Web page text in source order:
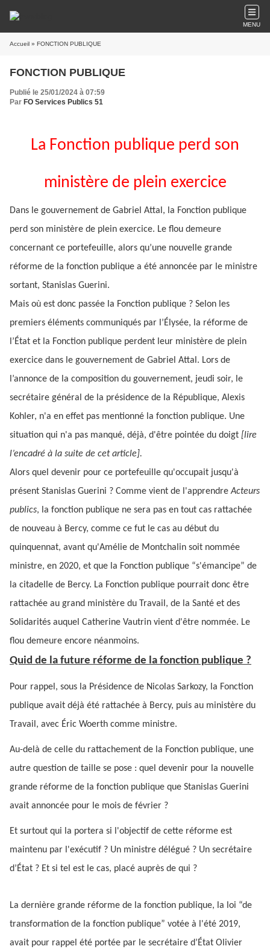
MENU
Accueil » FONCTION PUBLIQUE
FONCTION PUBLIQUE
Publié le 25/01/2024 à 07:59
Par FO Services Publics 51
La Fonction publique perd son
ministère de plein exercice
Dans le gouvernement de Gabriel Attal, la Fonction publique
perd son ministère de plein exercice. Le flou demeure
concernant ce portefeuille, alors qu’une nouvelle grande
réforme de la fonction publique a été annoncée par le ministre
sortant, Stanislas Guerini.
Mais où est donc passée la Fonction publique ? Selon les
premiers éléments communiqués par l’Élysée, la réforme de
l’État et la Fonction publique perdent leur ministère de plein
exercice dans le gouvernement de Gabriel Attal. Lors de
l’annonce de la composition du gouvernement, jeudi soir, le
secrétaire général de la présidence de la République, Alexis
Kohler, n'a en effet pas mentionné la fonction publique. Une
situation qui n'a pas manqué, déjà, d'être pointée du doigt [lire
l’encadré à la suite de cet article].
Alors quel devenir pour ce portefeuille qu'occupait jusqu'à
présent Stanislas Guerini ? Comme vient de l'apprendreActeurs
publics, la fonction publique ne sera pas en tout cas rattachée
de nouveau à Bercy, comme ce fut le cas au début du
quinquennat, avant qu'Amélie de Montchalin soit nommée
ministre, en 2020, et que la Fonction publique “s'émancipe” de
la citadelle de Bercy. La Fonction publique pourrait donc être
rattachée au grand ministère du Travail, de la Santé et des
Solidarités auquel Catherine Vautrin vient d'être nommée. Le
flou demeure encore néanmoins.
Quid de la future réforme de la fonction publique ?
Pour rappel, sous la Présidence de Nicolas Sarkozy, la Fonction
publique avait déjà été rattachée à Bercy, puis au ministère du
Travail, avec Éric Woerth comme ministre.
Au-delà de celle du rattachement de la Fonction publique, une
autre question de taille se pose : quel devenir pour la nouvelle
grande réforme de la fonction publique que Stanislas Guerini
avait annoncée pour le mois de février ?
Et surtout qui la portera si l'objectif de cette réforme est
maintenu par l'exécutif ? Un ministre délégué ? Un secrétaire
d’État ? Et si tel est le cas, placé auprès de qui ?
La dernière grande réforme de la fonction publique, la loi “de
transformation de la fonction publique” votée à l'été 2019,
avait pour rappel été portée par le secrétaire d’État Olivier